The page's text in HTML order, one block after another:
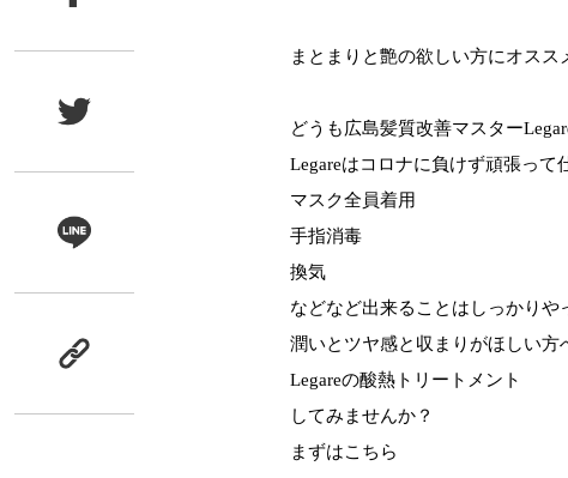
まとまりと艶の欲しい方にオスス
どうも広島髪質改善マスター
Legareはコロナに負けず頑張って
マスク全員着用
手指消毒
換気
などなど出来ることはしっかりや
潤いとツヤ感と収まりがほしい方
Legareの酸熱トリートメント
してみませんか？
まずはこちら